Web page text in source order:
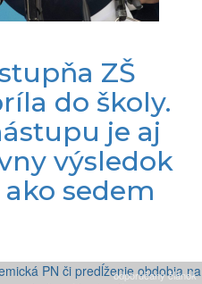
ZŠ
do školy.
je aj
výsledok
sedem
odporúčaný článok